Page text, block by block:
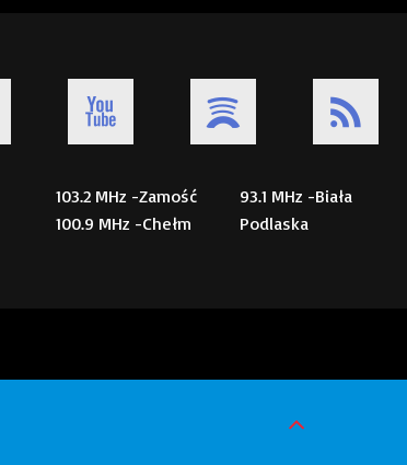
103.2 MHz -Zamość
100.9 MHz -Chełm
93.1 MHz -Biała
Podlaska